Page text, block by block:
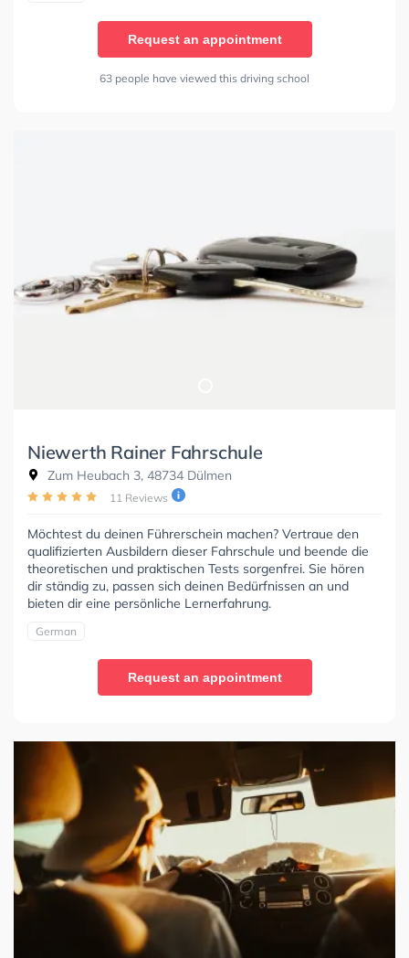
Request an appointment
63 people have viewed this driving school
Niewerth Rainer Fahrschule
Zum Heubach 3, 48734 Dülmen
11 Reviews
Möchtest du deinen Führerschein machen? Vertraue den
qualifizierten Ausbildern dieser Fahrschule und beende die
theoretischen und praktischen Tests sorgenfrei. Sie hören
dir ständig zu, passen sich deinen Bedürfnissen an und
bieten dir eine persönliche Lernerfahrung.
German
Request an appointment